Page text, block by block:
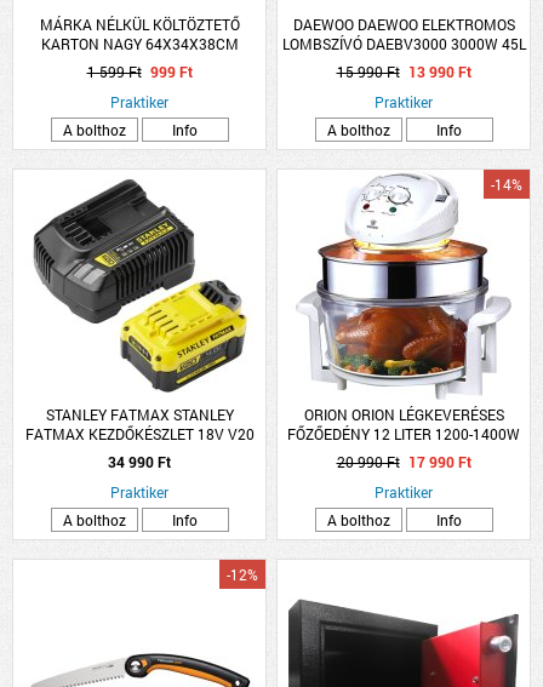
MÁRKA NÉLKÜL KÖLTÖZTETŐ
KARTON NAGY 64X34X38CM
TERHELHETŐSÉG MAXIMUM 20KG
1 599 Ft 999 Ft
Praktiker
A bolthoz
Info
DAEWOO DAEWOO ELEKTROMOS
LOMBSZÍVÓ DAEBV3000 3000W 45L
10:1 TÖMÖRÍTÉSI ARÁNY
15 990 Ft 13 990 Ft
Praktiker
A bolthoz
Info
STANLEY FATMAX STANLEY
FATMAX KEZDŐKÉSZLET 18V V20
AKKUMULÁTOR RENDSZERHEZ
34 990 Ft
Praktiker
A bolthoz
Info
ORION ORION LÉGKEVERÉSES
FŐZŐEDÉNY 12 LITER 1200-1400W
-14%
20 990 Ft 17 990 Ft
Praktiker
A bolthoz
Info
-12%